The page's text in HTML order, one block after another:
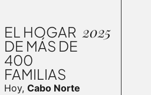
EL HOGAR
DE MÁS DE
400
FAMILIAS
2025
Hoy,Cabo Norte